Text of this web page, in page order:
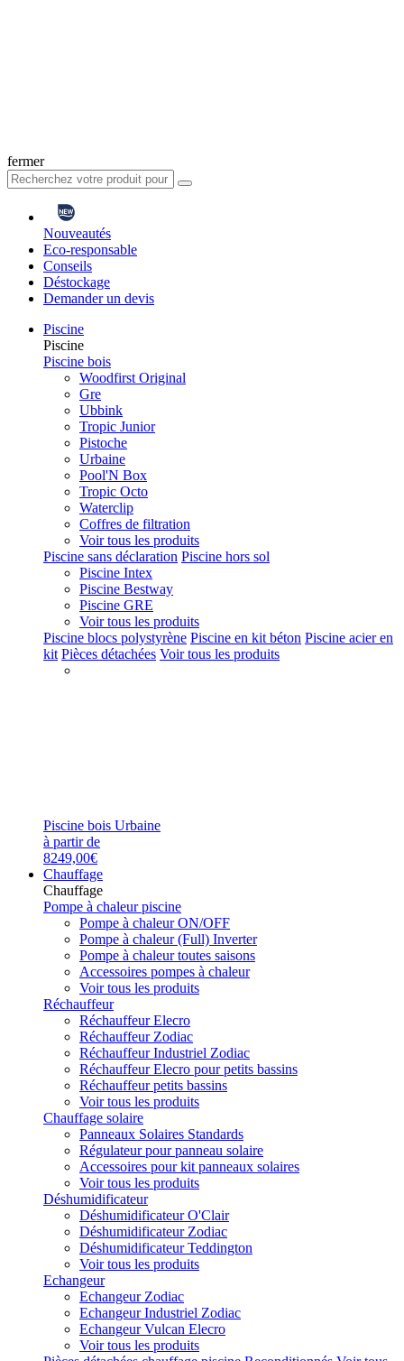
fermer
Nouveautés
Eco-responsable
Conseils
Déstockage
Demander un devis
Piscine
Piscine
Piscine bois
Woodfirst Original
Gre
Ubbink
Tropic Junior
Pistoche
Urbaine
Pool'N Box
Tropic Octo
Waterclip
Coffres de filtration
Voir tous les produits
Piscine sans déclaration Piscine hors sol
Piscine Intex
Piscine Bestway
Piscine GRE
Voir tous les produits
Piscine blocs polystyrène Piscine en kit béton Piscine acier en
kit Pièces détachées Voir tous les produits
Piscine bois Urbaine
à partir de
8249,00€
Chauffage
Chauffage
Pompe à chaleur piscine
Pompe à chaleur ON/OFF
Pompe à chaleur (Full) Inverter
Pompe à chaleur toutes saisons
Accessoires pompes à chaleur
Voir tous les produits
Réchauffeur
Réchauffeur Elecro
Réchauffeur Zodiac
Réchauffeur Industriel Zodiac
Réchauffeur Elecro pour petits bassins
Réchauffeur petits bassins
Voir tous les produits
Chauffage solaire
Panneaux Solaires Standards
Régulateur pour panneau solaire
Accessoires pour kit panneaux solaires
Voir tous les produits
Déshumidificateur
Déshumidificateur O'Clair
Déshumidificateur Zodiac
Déshumidificateur Teddington
Voir tous les produits
Echangeur
Echangeur Zodiac
Echangeur Industriel Zodiac
Echangeur Vulcan Elecro
Voir tous les produits